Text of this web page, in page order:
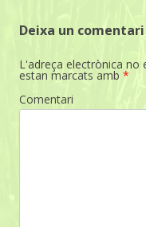
Deixa un comentari
L'adreça electrònica no
estan marcats amb *
Comentari